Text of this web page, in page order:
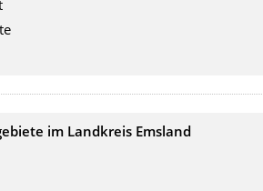
im Landkreis Emsland